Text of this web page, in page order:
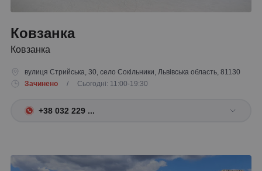
Ковзанка
Ковзанка
вулиця Стрийська, 30, село Сокільники, Львівська область, 81130
Зачинено
/ Сьогодні: 11:00-19:30
+38 032 229 ...